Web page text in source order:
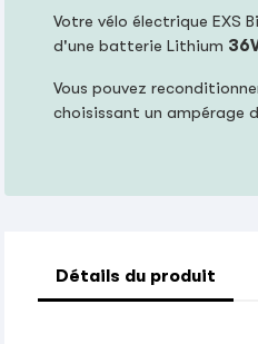
Votre vélo électrique EXS
d'une batterie Lithium
Vous pouvez
choisissant un ampérage
Détails du produit